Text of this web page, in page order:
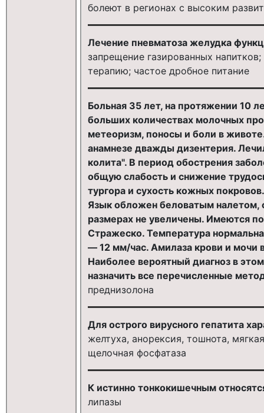
болеют в регионах с высоким
Лечение пневматоза желудка
запрещение газированных
терапию; частое дробное питание
Больная 35 лет, на протяжении 10
больших количествах молочных
метеоризм, поносы и боли в
анамнезе дважды дизентерия.
колита". В период обострения
общую слабость и снижение
тургора и сухость кожных
Язык обложен беловатым налетом,
размерах не увеличены. Имеются
Стражеско. Температура
— 12 мм/час. Амилаза крови и мочи
Наиболее вероятный диагноз в
назначить все перечисленные
преднизолона
Для острого вирусного гепатита
желтуха, анорексия, тошнота,
щелочная фосфатаза
К истинно тонкокишечным
липазы